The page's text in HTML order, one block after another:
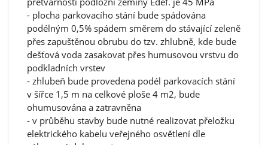
- plocha parkovacího stání bude spádována
podélným 0,5% spádem směrem do stávající zeleně
přes zapuštěnou obrubu do tzv. zhlubně, kde bude
dešťová voda zasakovat přes humusovou vrstvu do
podkladních vrstev
- zhlubeň bude provedena podél parkovacích stání
v šířce 1,5 m na celkové ploše 4 m2, bude
ohumusována a zatravněna
- v průběhu stavby bude nutné realizovat přeložku
elektrického kabelu veřejného osvětlení dle